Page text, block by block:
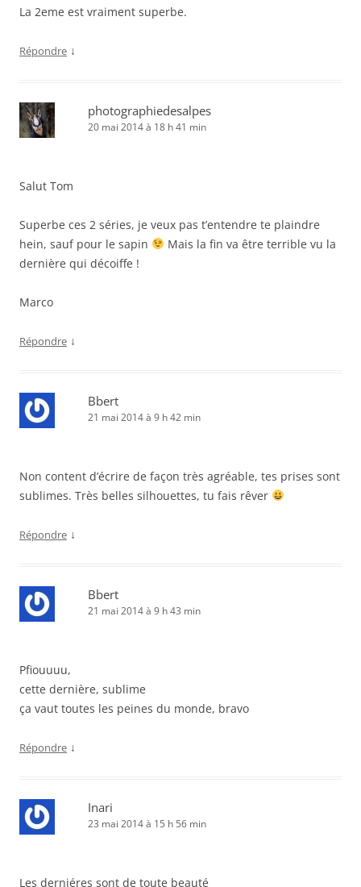
La 2eme est vraiment superbe.
Répondre ↓
photographiedesalpes
20 mai 2014 à 18 h 41 min
Salut Tom
Superbe ces 2 séries, je veux pas t’entendre te plaindre
hein, sauf pour le sapin
Mais la fin va être terrible vu la
dernière qui décoiffe !
Marco
Répondre ↓
Bbert
21 mai 2014 à 9 h 42 min
Non content d’écrire de façon très agréable, tes prises sont
sublimes. Très belles silhouettes, tu fais rêver
Répondre ↓
Bbert
21 mai 2014 à 9 h 43 min
Pfiouuuu,
cette dernière, sublime
ça vaut toutes les peines du monde, bravo
Répondre ↓
Inari
23 mai 2014 à 15 h 56 min
Les derniéres sont de toute beauté